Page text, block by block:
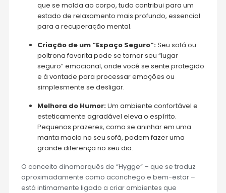
que se molda ao corpo, tudo contribui para um
estado de relaxamento mais profundo, essencial
para a recuperação mental.
Criação de um “Espaço Seguro”:Seu sofá ou
poltrona favorita pode se tornar seu “lugar
seguro” emocional, onde você se sente protegido
e à vontade para processar emoções ou
simplesmente se desligar.
Melhora do Humor:Um ambiente confortável e
esteticamente agradável eleva o espírito.
Pequenos prazeres, como se aninhar em uma
manta macia no seu sofá, podem fazer uma
grande diferença no seu dia.
O conceito dinamarquês de “Hygge” – que se traduz
aproximadamente como aconchego e bem-estar –
está intimamente ligado a criar ambientes que